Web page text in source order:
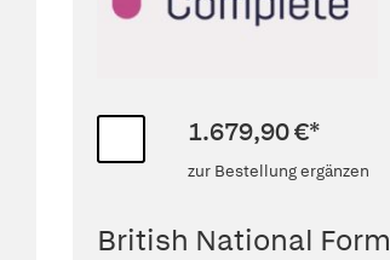
1.679,90 €*
zur Bestellung ergänzen
British National